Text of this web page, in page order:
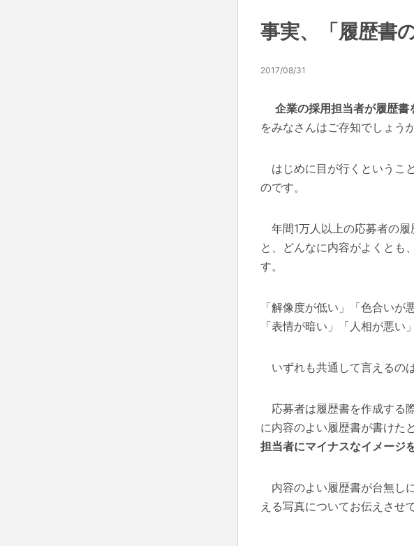
事実、「履歴書
2017/08/31
企業の採用担当者が履歴
をみなさんはご存知でしょう
はじめに目が行くということ
のです。
年間1万人以上の応募者の履
と、どんなに内容がよくとも
す。
「解像度が低い」「色合いが
「表情が暗い」「人相が悪い」
いずれも共通して言えるの
応募者は履歴書を作成する
に内容のよい履歴書が書けた
担当者にマイナスなイメージ
内容のよい履歴書が台無し
える写真についてお伝えさせ